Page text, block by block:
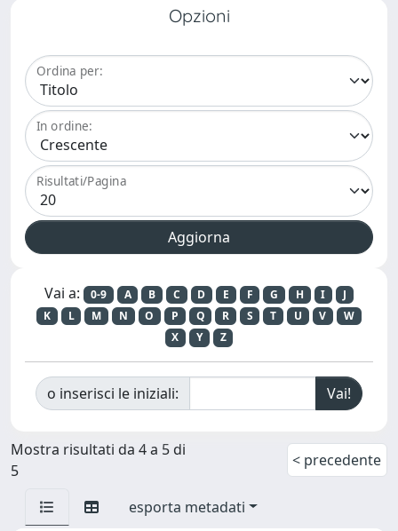
Opzioni
Ordina per:
In ordine:
Risultati/Pagina
Vai a: 0-9 A B C D E F G H I
J
K
L M N O P Q R S T U V
W
X
Y Z
o inserisci le iniziali:
Mostra risultati da 4 a 5 di
5
< precedente
esporta metadati